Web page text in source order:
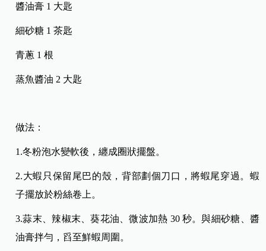
醬油膏 1 大匙
細砂糖 1 茶匙
青蔥 1 根
蒸魚醬油 2 大匙
做法：
1.冬粉泡水變軟後，纏成圈狀擺盤。
2.大蝦只保留尾巴的殼，背部劃個刀口，將蝦尾穿過。蝦
子擺放於粉絲卷上。
3.蒜末、辣椒末、葵花油、微波加熱 30 秒。與細砂糖、醬
油膏拌勻，舀至鮮蝦周圍。